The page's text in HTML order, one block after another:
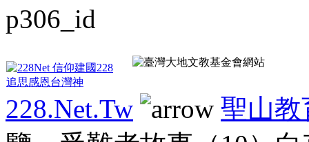
p306_id
228.Net.Tw
聖山教